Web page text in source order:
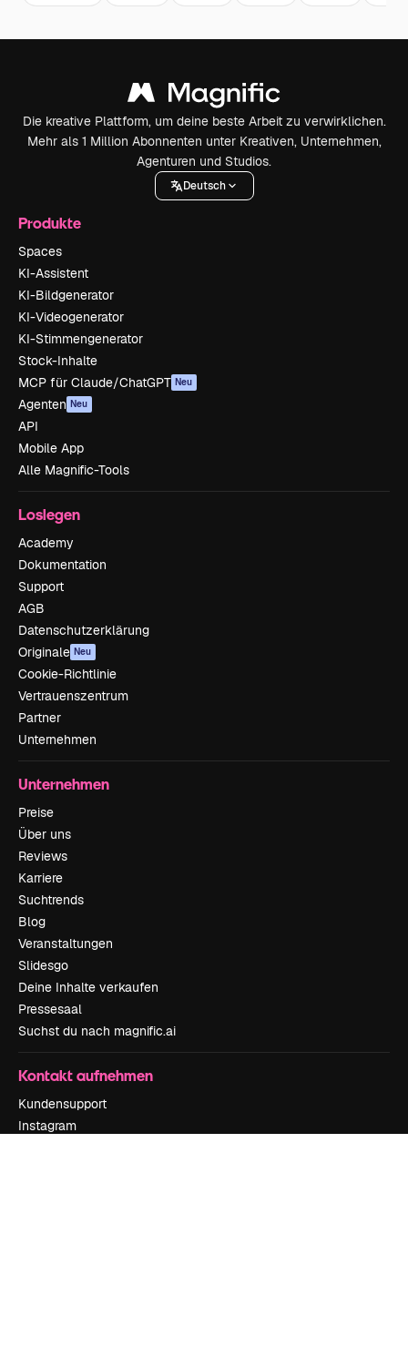
Die kreative Plattform, um deine beste Arbeit zu verwirklichen.
Mehr als 1 Million Abonnenten unter Kreativen, Unternehmen,
Agenturen und Studios.
Deutsch
Produkte
Spaces
KI-Assistent
KI-Bildgenerator
KI-Videogenerator
KI-Stimmengenerator
Stock-Inhalte
MCP für Claude/ChatGPT Neu
Agenten Neu
API
Mobile App
Alle Magnific-Tools
Loslegen
Academy
Dokumentation
Support
AGB
Datenschutzerklärung
Originale Neu
Cookie-Richtlinie
Vertrauenszentrum
Partner
Unternehmen
Unternehmen
Preise
Über uns
Reviews
Karriere
Suchtrends
Blog
Veranstaltungen
Slidesgo
Deine Inhalte verkaufen
Pressesaal
Suchst du nach magnific.ai
Kontakt aufnehmen
Kundensupport
Instagram